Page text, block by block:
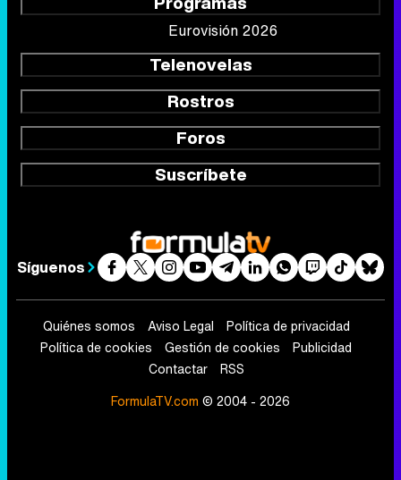
Eurovisión 2026
Telenovelas
Rostros
Foros
Suscríbete
Síguenos
Quiénes somos Aviso Legal
Política de privacidad
Política de cookies
Gestión de cookies
Publicidad
Contactar
RSS
FormulaTV.com © 2004 - 2026